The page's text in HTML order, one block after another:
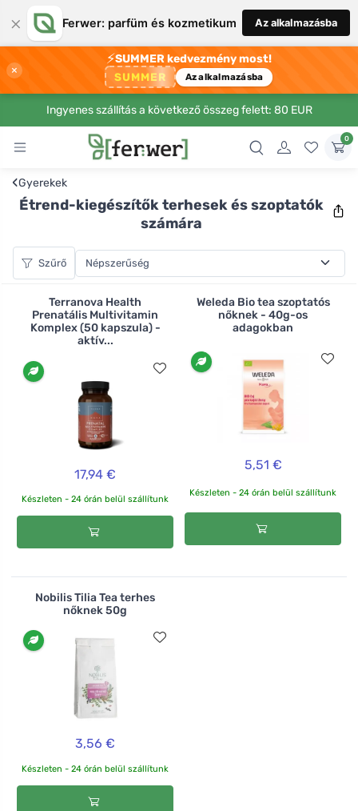
× Ferwer: parfüm és kozmetikum Az alkalmazásba
×
⚡SUMMER kedvezmény most!
SUMMER Az alkalmazásba
Ingyenes szállítás a következő összeg felett: 80 EUR
0
‹Gyerekek
Étrend-kiegészítők terhesek és szoptatók
számára
Szűrő
Terranova Health
Prenatális Multivitamin
Komplex (50 kapszula) -
aktív...
17,94 €
Készleten - 24 órán belül szállítunk
Weleda Bio tea szoptatós
nőknek - 40g-os
adagokban
5,51 €
Készleten - 24 órán belül szállítunk
Nobilis Tilia Tea terhes
nőknek 50g
3,56 €
Készleten - 24 órán belül szállítunk